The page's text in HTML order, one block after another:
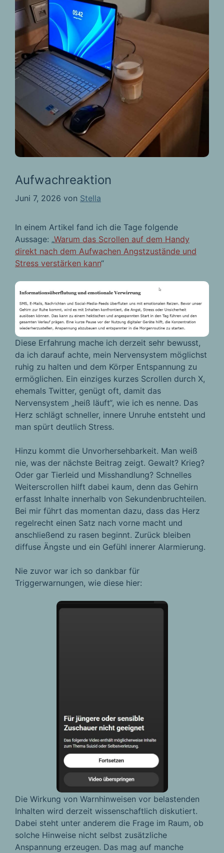
Aufwachreaktion
Juni 7, 2026 von Stella
In einem Artikel fand ich die Tage folgende
Aussage: „Warum das Scrollen auf dem Handy
direkt nach dem Aufwachen Angstzustände und
Stress verstärken kann“
Diese Erfahrung mache ich derzeit sehr bewusst,
da ich darauf achte, mein Nervensystem möglichst
ruhig zu halten und dem Körper Entspannung zu
ermöglichen. Ein einziges kurzes Scrollen durch X,
ehemals Twitter, genügt oft, damit das
Nervensystem „heiß läuft“, wie ich es nenne. Das
Herz schlägt schneller, innere Unruhe entsteht und
man spürt deutlich Stress.
Hinzu kommt die Unvorhersehbarkeit. Man weiß
nie, was der nächste Beitrag zeigt. Gewalt? Krieg?
Oder gar Tierleid und Misshandlung? Schnelles
Weiterscrollen hilft dabei kaum, denn das Gehirn
erfasst Inhalte innerhalb von Sekundenbruchteilen.
Bei mir führt das momentan dazu, dass das Herz
regelrecht einen Satz nach vorne macht und
anschließend zu rasen beginnt. Zurück bleiben
diffuse Ängste und ein Gefühl innerer Alarmierung.
Nie zuvor war ich so dankbar für
Triggerwarnungen, wie diese hier:
Die Wirkung von Warnhinweisen vor belastenden
Inhalten wird derzeit wissenschaftlich diskutiert.
Dabei steht unter anderem die Frage im Raum, ob
solche Hinweise nicht selbst zusätzliche
Anspannung erzeugen. Das mag auf manche